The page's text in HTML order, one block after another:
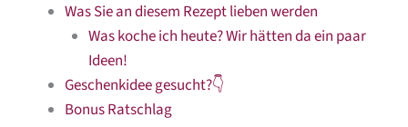
Was Sie an diesem Rezept lieben werden
Was koche ich heute? Wir hätten da ein paar
Ideen!
Geschenkidee gesucht?👇
Bonus Ratschlag